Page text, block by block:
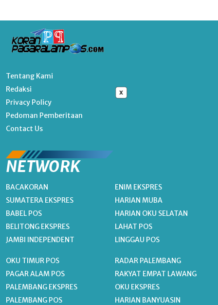
x
Tentang Kami
Redaksi
Privacy Policy
Pedoman Pemberitaan
Contact Us
NETWORK
BACAKORAN
SUMATERA EKSPRES
BABEL POS
BELITONG EKSPRES
JAMBI INDEPENDENT
ENIM EKSPRES
HARIAN MUBA
HARIAN OKU SELATAN
LAHAT POS
LINGGAU POS
OKU TIMUR POS
PAGAR ALAM POS
PALEMBANG EKSPRES
PALEMBANG POS
RADAR PALEMBANG
RAKYAT EMPAT LAWANG
OKU EKSPRES
HARIAN BANYUASIN